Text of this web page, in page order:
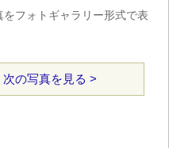
フォトギャラリー形式で表
次の写真を見る >